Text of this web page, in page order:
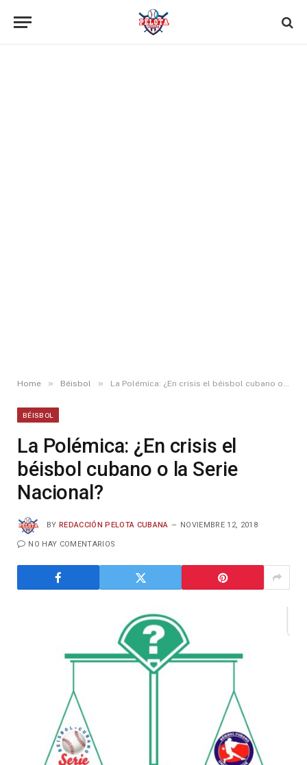
Home » Béisbol » La Polémica: ¿En crisis el béisbol cubano o la Serie Nacional?
BÉISBOL
La Polémica: ¿En crisis el
béisbol cubano o la Serie
Nacional?
BY REDACCIÓN PELOTA CUBANA NOVIEMBRE 12, 2018
NO HAY COMENTARIOS